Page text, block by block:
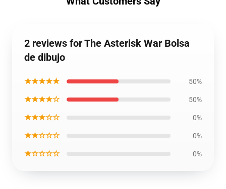
2 reviews for The Asterisk War Bolsa
de dibujo
★★★★★ 50%
★★★★☆ 50%
★★★☆☆ 0%
★★☆☆☆ 0%
★☆☆☆☆ 0%